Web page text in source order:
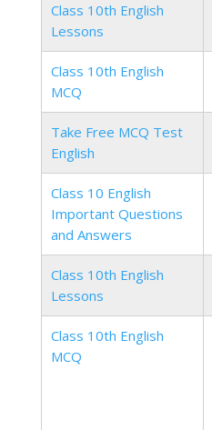
Class 10th English
Lessons
Class 10th English
MCQ
Take Free MCQ Test
English
Class 10 English
Important Questions
and Answers
Class 10th English
Lessons
Class 10th English
MCQ